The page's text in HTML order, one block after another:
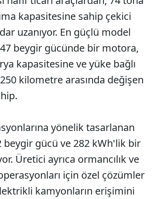
kapasitesine sahip çekici
uzanıyor. En güçlü model
beygir gücünde bir motora,
kapasitesine ve yüke bağlı
kilometre arasında değişen
yönelik tasarlanan
beygir gücü ve 282 kWh'lik bir
Üretici ayrıca ormancılık ve
için özel çözümler
kamyonların erişimini